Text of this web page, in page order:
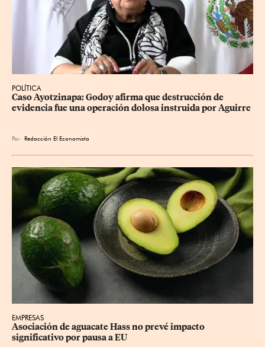
POLÍTICA
Caso Ayotzinapa: Godoy afirma que destrucción de
evidencia fue una operación dolosa instruida por Aguirre
Por Redacción El Economista
EMPRESAS
Asociación de aguacate Hass no prevé impacto
significativo por pausa a EU